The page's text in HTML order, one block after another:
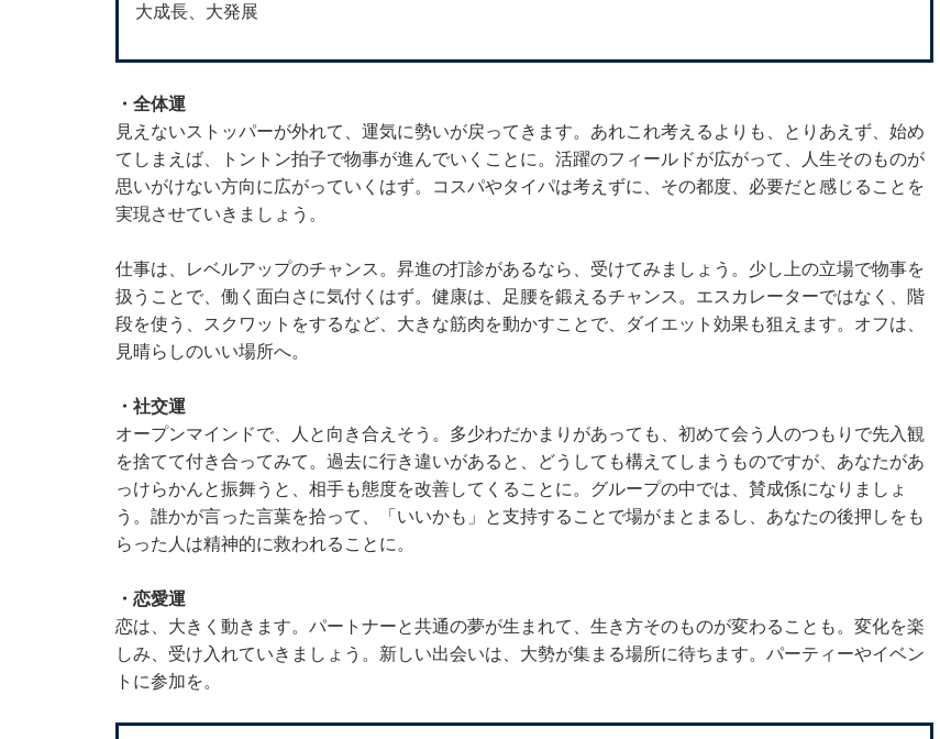
大成長、大発展
・全体運
見えないストッパーが外れて、運気に勢いが戻ってきます。あれこれ考えるよりも、とりあえず、始め
てしまえば、トントン拍子で物事が進んでいくことに。活躍のフィールドが広がって、人生そのものが
思いがけない方向に広がっていくはず。コスパやタイパは考えずに、その都度、必要だと感じることを
実現させていきましょう。
仕事は、レベルアップのチャンス。昇進の打診があるなら、受けてみましょう。少し上の立場で物事を
扱うことで、働く面白さに気付くはず。健康は、足腰を鍛えるチャンス。エスカレーターではなく、階
段を使う、スクワットをするなど、大きな筋肉を動かすことで、ダイエット効果も狙えます。オフは、
見晴らしのいい場所へ。
・社交運
オープンマインドで、人と向き合えそう。多少わだかまりがあっても、初めて会う人のつもりで先入観
を捨てて付き合ってみて。過去に行き違いがあると、どうしても構えてしまうものですが、あなたがあ
っけらかんと振舞うと、相手も態度を改善してくることに。グループの中では、賛成係になりましょ
う。誰かが言った言葉を拾って、「いいかも」と支持することで場がまとまるし、あなたの後押しをも
らった人は精神的に救われることに。
・恋愛運
恋は、大きく動きます。パートナーと共通の夢が生まれて、生き方そのものが変わることも。変化を楽
しみ、受け入れていきましょう。新しい出会いは、大勢が集まる場所に待ちます。パーティーやイベン
トに参加を。